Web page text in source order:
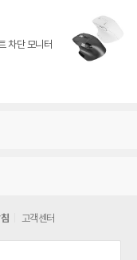
차단 모니터
고객센터